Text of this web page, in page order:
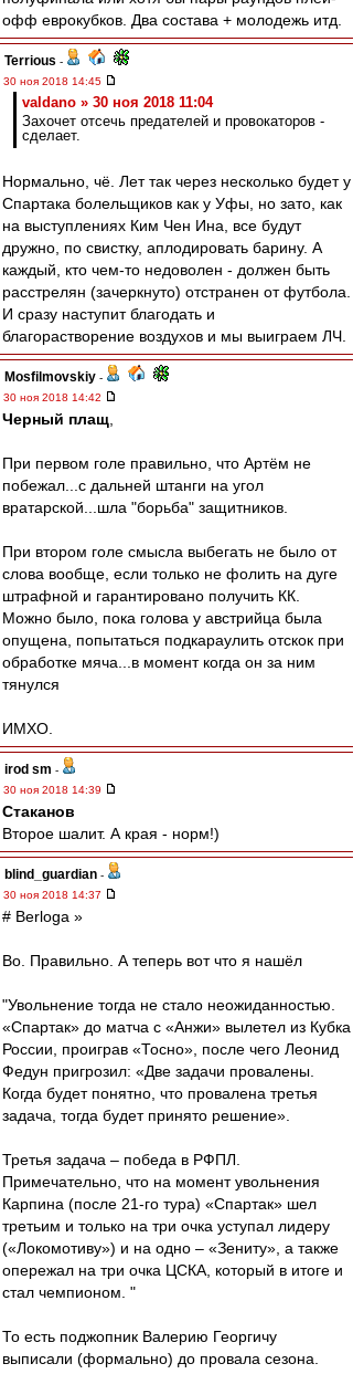
офф еврокубков. Два состава + молодежь итд.
Terrious -
30 ноя 2018 14:45
valdano » 30 ноя 2018 11:04
Захочет отсечь предателей и провокаторов -
сделает.
Нормально, чё. Лет так через несколько будет у
Спартака болельщиков как у Уфы, но зато, как
на выступлениях Ким Чен Ина, все будут
дружно, по свистку, аплодировать барину. А
каждый, кто чем-то недоволен - должен быть
расстрелян (зачеркнуто) отстранен от футбола.
И сразу наступит благодать и
благорастворение воздухов и мы выиграем ЛЧ.
Mosfilmovskiy -
30 ноя 2018 14:42
Черный плащ
При первом голе правильно, что Артём не
побежал...с дальней штанги на угол
вратарской...шла "борьба" защитников.
При втором голе смысла выбегать не было от
слова вообще, если только не фолить на дуге
штрафной и гарантировано получить КК.
Можно было, пока голова у австрийца была
опущена, попытаться подкараулить отскок при
обработке мяча...в момент когда он за ним
тянулся
ИМХО.
irod sm -
30 ноя 2018 14:39
Cтаканов
Второе шалит. А края - норм!)
blind_guardian -
30 ноя 2018 14:37
# Berloga »
Во. Правильно. А теперь вот что я нашёл
"Увольнение тогда не стало неожиданностью.
«Спартак» до матча с «Анжи» вылетел из Кубка
России, проиграв «Тосно», после чего Леонид
Федун пригрозил: «Две задачи провалены.
Когда будет понятно, что провалена третья
задача, тогда будет принято решение».
Третья задача – победа в РФПЛ.
Примечательно, что на момент увольнения
Карпина (после 21-го тура) «Спартак» шел
третьим и только на три очка уступал лидеру
(«Локомотиву») и на одно – «Зениту», а также
опережал на три очка ЦСКА, который в итоге и
стал чемпионом. "
То есть поджопник Валерию Георгичу
выписали (формально) до провала сезона.